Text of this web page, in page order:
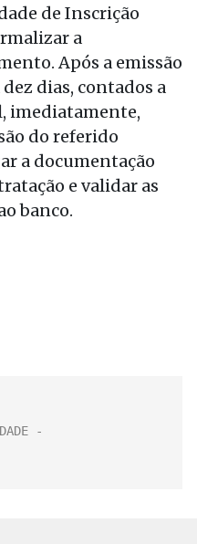
de Inscrição
a
Após a emissão
dias, contados a
imediatamente,
do referido
a documentação
e validar as
banco.